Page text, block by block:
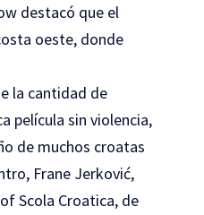
destacó que el
oeste, donde
la cantidad de
película sin violencia,
de muchos croatas
Frane Jerković,
Scola Croatica, de